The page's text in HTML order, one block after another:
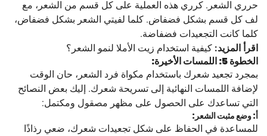
حرري الشعر. كرري هذه العملية على كل قسم من الشعر، مع
لف كل قسم بشكل فضفاض. كلما لفيتي الشعر بشكل فضفاض،
كلما كانت التجعيدات فضفاضة.
اقرأ المزيد: كيفية استخدام زيت الأملا لنمو الشعر؟
الخطوة 5: اللمسات الأخيرة:
بمجرد تجعيد شعرك باستخدام مكواة فرد الشعر، حان الوقت
لإضافة اللمسات النهائية إلى تسريحة شعرك. إليك بعض النصائح
التي تساعدك على الحصول على مظهر مصقول ومكتمل:
أ: وضع مثبت الشعر:
للمساعدة في الحفاظ على شكل تجعيدات شعرك، ضعي رذاذًا